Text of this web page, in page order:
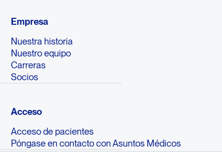
Empresa
Nuestra historia
Nuestro equipo
Carreras
Socios
Acceso
Acceso de pacientes
Póngase en contacto con Asuntos Médicos